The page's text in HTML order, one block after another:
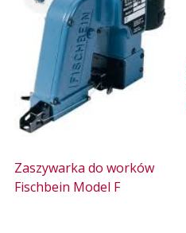
Zaszywarka do worków
Fischbein Model F